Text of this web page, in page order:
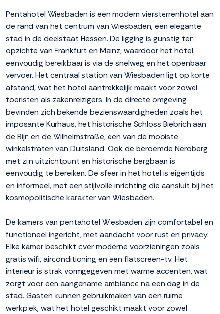
Pentahotel Wiesbaden is een modern viersterrenhotel aan
de rand van het centrum van Wiesbaden, een elegante
stad in de deelstaat Hessen. De ligging is gunstig ten
opzichte van Frankfurt en Mainz, waardoor het hotel
eenvoudig bereikbaar is via de snelweg en het openbaar
vervoer. Het centraal station van Wiesbaden ligt op korte
afstand, wat het hotel aantrekkelijk maakt voor zowel
toeristen als zakenreizigers. In de directe omgeving
bevinden zich bekende bezienswaardigheden zoals het
imposante Kurhaus, het historische Schloss Biebrich aan
de Rijn en de Wilhelmstraße, een van de mooiste
winkelstraten van Duitsland. Ook de beroemde Neroberg
met zijn uitzichtpunt en historische bergbaan is
eenvoudig te bereiken. De sfeer in het hotel is eigentijds
en informeel, met een stijlvolle inrichting die aansluit bij het
kosmopolitische karakter van Wiesbaden.
De kamers van pentahotel Wiesbaden zijn comfortabel en
functioneel ingericht, met aandacht voor rust en privacy.
Elke kamer beschikt over moderne voorzieningen zoals
gratis wifi, airconditioning en een flatscreen-tv. Het
interieur is strak vormgegeven met warme accenten, wat
zorgt voor een aangename ambiance na een dag in de
stad. Gasten kunnen gebruikmaken van een ruime
werkplek, wat het hotel geschikt maakt voor zowel